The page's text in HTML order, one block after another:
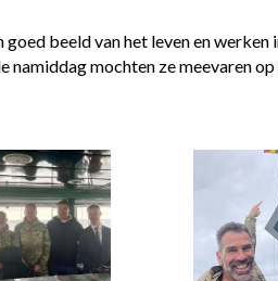
beeld van het leven en werken
mochten ze meevaren op